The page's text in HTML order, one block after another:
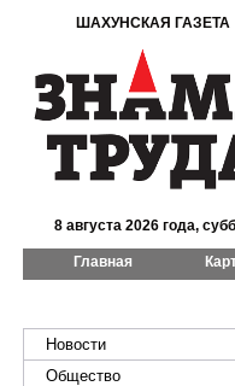
ШАХУНСКАЯ ГАЗЕТА
8 августа 2026 года,
Главная
Новости
Общество